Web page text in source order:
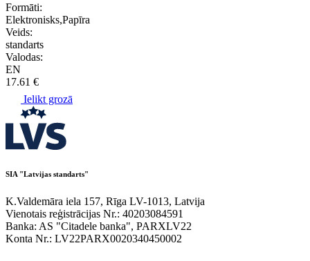
Formāti:
Elektronisks,Papīra
Veids:
standarts
Valodas:
EN
17.61 €
Ielikt grozā
SIA "Latvijas standarts"
K.Valdemāra iela 157, Rīga LV-1013, Latvija
Vienotais reģistrācijas Nr.: 40203084591
Banka: AS "Citadele banka", PARXLV22
Konta Nr.: LV22PARX0020340450002